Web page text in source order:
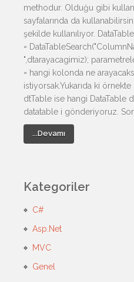
methodur. Olduğu gibi
sayfalarında da
şekilde kullanılıyor.
=
",dtarayacagimiz);
= hangi kolonda ne
istiyorsak.Yukarıda ki
dtTable ise hangi DataTable
datatable i gönderiyoruz.
...Devamı
Kategoriler
C#
Asp.Net
MVC
Genel